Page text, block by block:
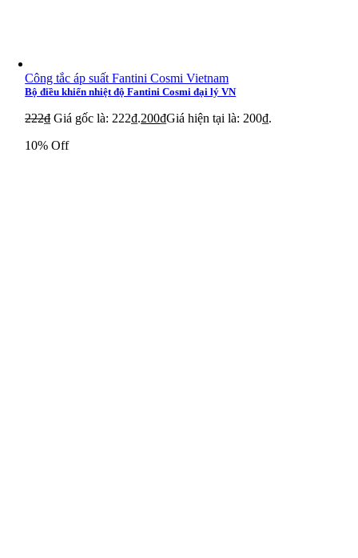
Công tắc áp suất Fantini Cosmi Vietnam
Bộ điều khiển nhiệt độ Fantini Cosmi đại lý VN
222₫ Giá gốc là: 222₫.200₫Giá hiện tại là: 200₫.
10% Off